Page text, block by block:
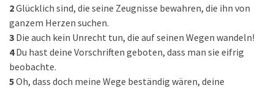
2Glücklich sind, die seine Zeugnisse bewahren, die ihn von
ganzem Herzen suchen.
3 Die auch kein Unrecht tun, die auf seinen Wegen wandeln!
4 Du hast deine Vorschriften geboten, dass man sie eifrig
beobachte.
5Oh, dass doch meine Wege beständig wären, deine